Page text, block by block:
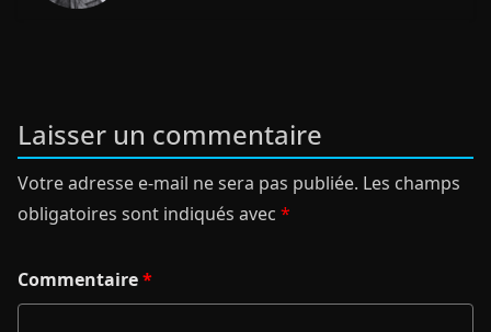
Laisser un commentaire
Votre adresse e-mail ne sera pas publiée. Les champs
obligatoires sont indiqués avec *
Commentaire*